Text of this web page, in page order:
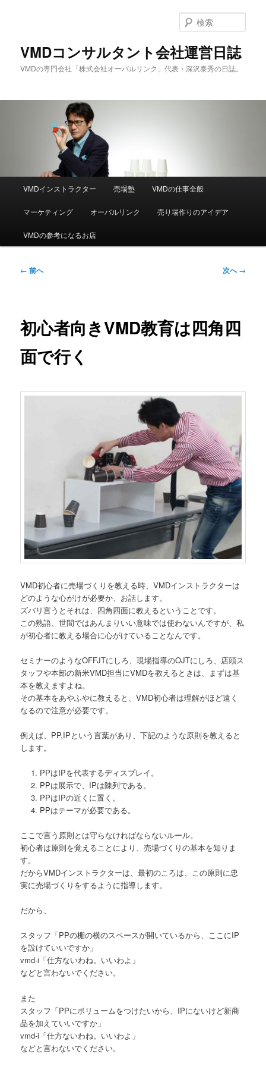
VMDコンサルタント会社運営日誌
VMDの専門会社「株式会社オーバルリンク」代表・深沢泰秀の日誌。
索
ュ
VMDインストラクター 売場塾 VMDの仕事全般
マーケティング オーバルリンク 売り場作りのアイデア
VMDの参考になるお店
投
ゲ
ー
ョ
ン
← 前へ 次へ→
初心者向きVMD教育は四角四
面で行く
VMD初心者に売場づくりを教える時、VMDインストラクターは
どのような心がけが必要か、お話します。
ズバリ言うとそれは、四角四面に教えるということです。
この熟語、世間ではあんまりいい意味では使わないんですが、私
が初心者に教える場合に心がけていることなんです。
セミナーのようなOFFJTにしろ、現場指導のOJTにしろ、店頭ス
タッフや本部の新米VMD担当にVMDを教えるときは、まずは基
本を教えますよね。
その基本をあやふやに教えると、VMD初心者は理解がほど遠く
なるので注意が必要です。
例えば、PP,IPという言葉があり、下記のような原則を教えると
します。
PPはIPを代表するディスプレイ。
PPは展示で、IPは陳列である。
PPはIPの近くに置く。
PPはテーマが必要である。
ここで言う原則とは守らなければならないルール。
初心者は原則を覚えることにより、売場づくりの基本を知りま
す。
だからVMDインストラクターは、最初のころは、この原則に忠
実に売場づくりをするように指導します。
だから、
スタッフ「PPの棚の横のスペースが開いているから、ここにIP
を設けていいですか」
vmd-i「仕方ないわね。いいわよ」
などと言わないでください。
また
スタッフ「PPにボリュームをつけたいから、IPにないけど新商
品を加えていいですか」
vmd-i「仕方ないわね。いいわよ」
などと言わないでください。